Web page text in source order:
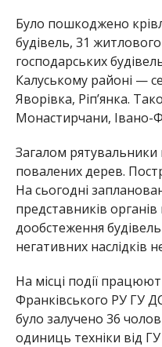
Було пошкоджено
будівель, 31
господарських
Калуському районі —
Яворівка, Ріп’янка.
Монастирчани, Івано-
Загалом рятувальники
повалених дерев.
На сьогодні
представників
дообстеження
негативних наслідків
На місці події
Франківського РУ ГУ
було залучено 36
одиниць техніки від